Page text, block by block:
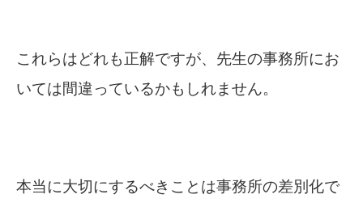
これらはどれも正解ですが、先生の事務所にお
いては間違っているかもしれません。
本当に大切にするべきことは事務所の差別化で